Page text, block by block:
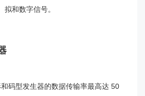
拟和数字信号。
码型发生器的数据传输率最高达 50